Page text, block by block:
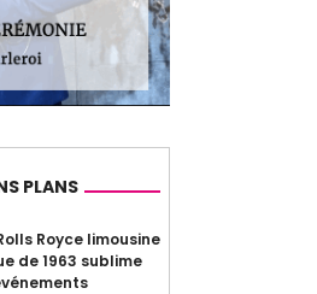
PLANS
Royce limousine
de 1963 sublime